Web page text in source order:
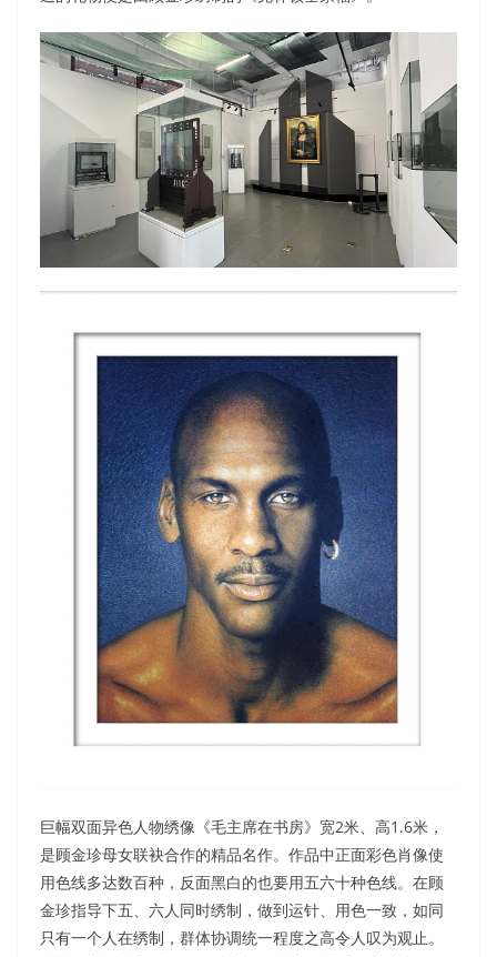
巨幅双面异色人物绣像《毛主席在书房》宽2米、高1.6米，
是顾金珍母女联袂合作的精品名作。作品中正面彩色肖像使
用色线多达数百种，反面黑白的也要用五六十种色线。在顾
金珍指导下五、六人同时绣制，做到运针、用色一致，如同
只有一个人在绣制，群体协调统一程度之高令人叹为观止。